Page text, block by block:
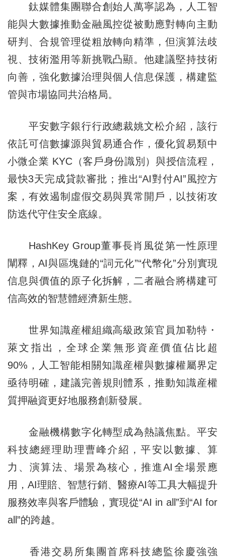
鈦媒體集團聯合創始人萬寧認為，人工智
能與大數據推動金融風控從被動應對轉向主動
研判、合規管理從粗放轉向精準，但演算法歧
視、技術濫用等新挑戰凸顯。他建議堅持技術
向善，強化數據治理與個人信息保護，構建監
管與市場協同共治格局。
平安數字銀行行政總裁姚文松介紹，該行
依託可信數據源與貿易通合作，優化貿易類中
小微企業 KYC（客戶身份識別）與授信流程，
最快3天完成貸款審批；推出“AI對付AI”風控方
案，有效遏制虛假交易與異常開戶，以技術攻
防迭代守住安全底線。
HashKey Group董事長肖風從第一性原理
闡釋，AI與區塊鏈的“詞元化”“代幣化”分別實現
信息與價值的原子化拆解，二者融合將構建可
信高效的智慧體經濟新生態。
世界知識産權組織高級政策官員加勒特・
萊文指出，全球企業無形資産價值佔比超
90%，人工智能相關知識産權與數據權屬界定
亟待明確，建議完善規則體系，推動知識産權
質押融資更好地服務創新發展。
金融機構數字化轉型成為熱議焦點。平安
科技總經理助理曹峰介紹，平安以數據、算
力、演算法、場景為核心，推進AI全場景應
用，AI理賠、智慧行銷、醫療AI等工具大幅提升
服務效率與客戶體驗，實現從“AI in all”到“AI for
all”的跨越。
香港交易所集團首席科技總監徐慶強強